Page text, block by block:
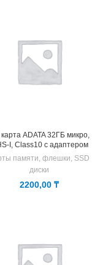
ADATA 32ГБ микро,
I, Class10 с адаптером
памяти, флешки, SSD
диски
2200,00 ₸